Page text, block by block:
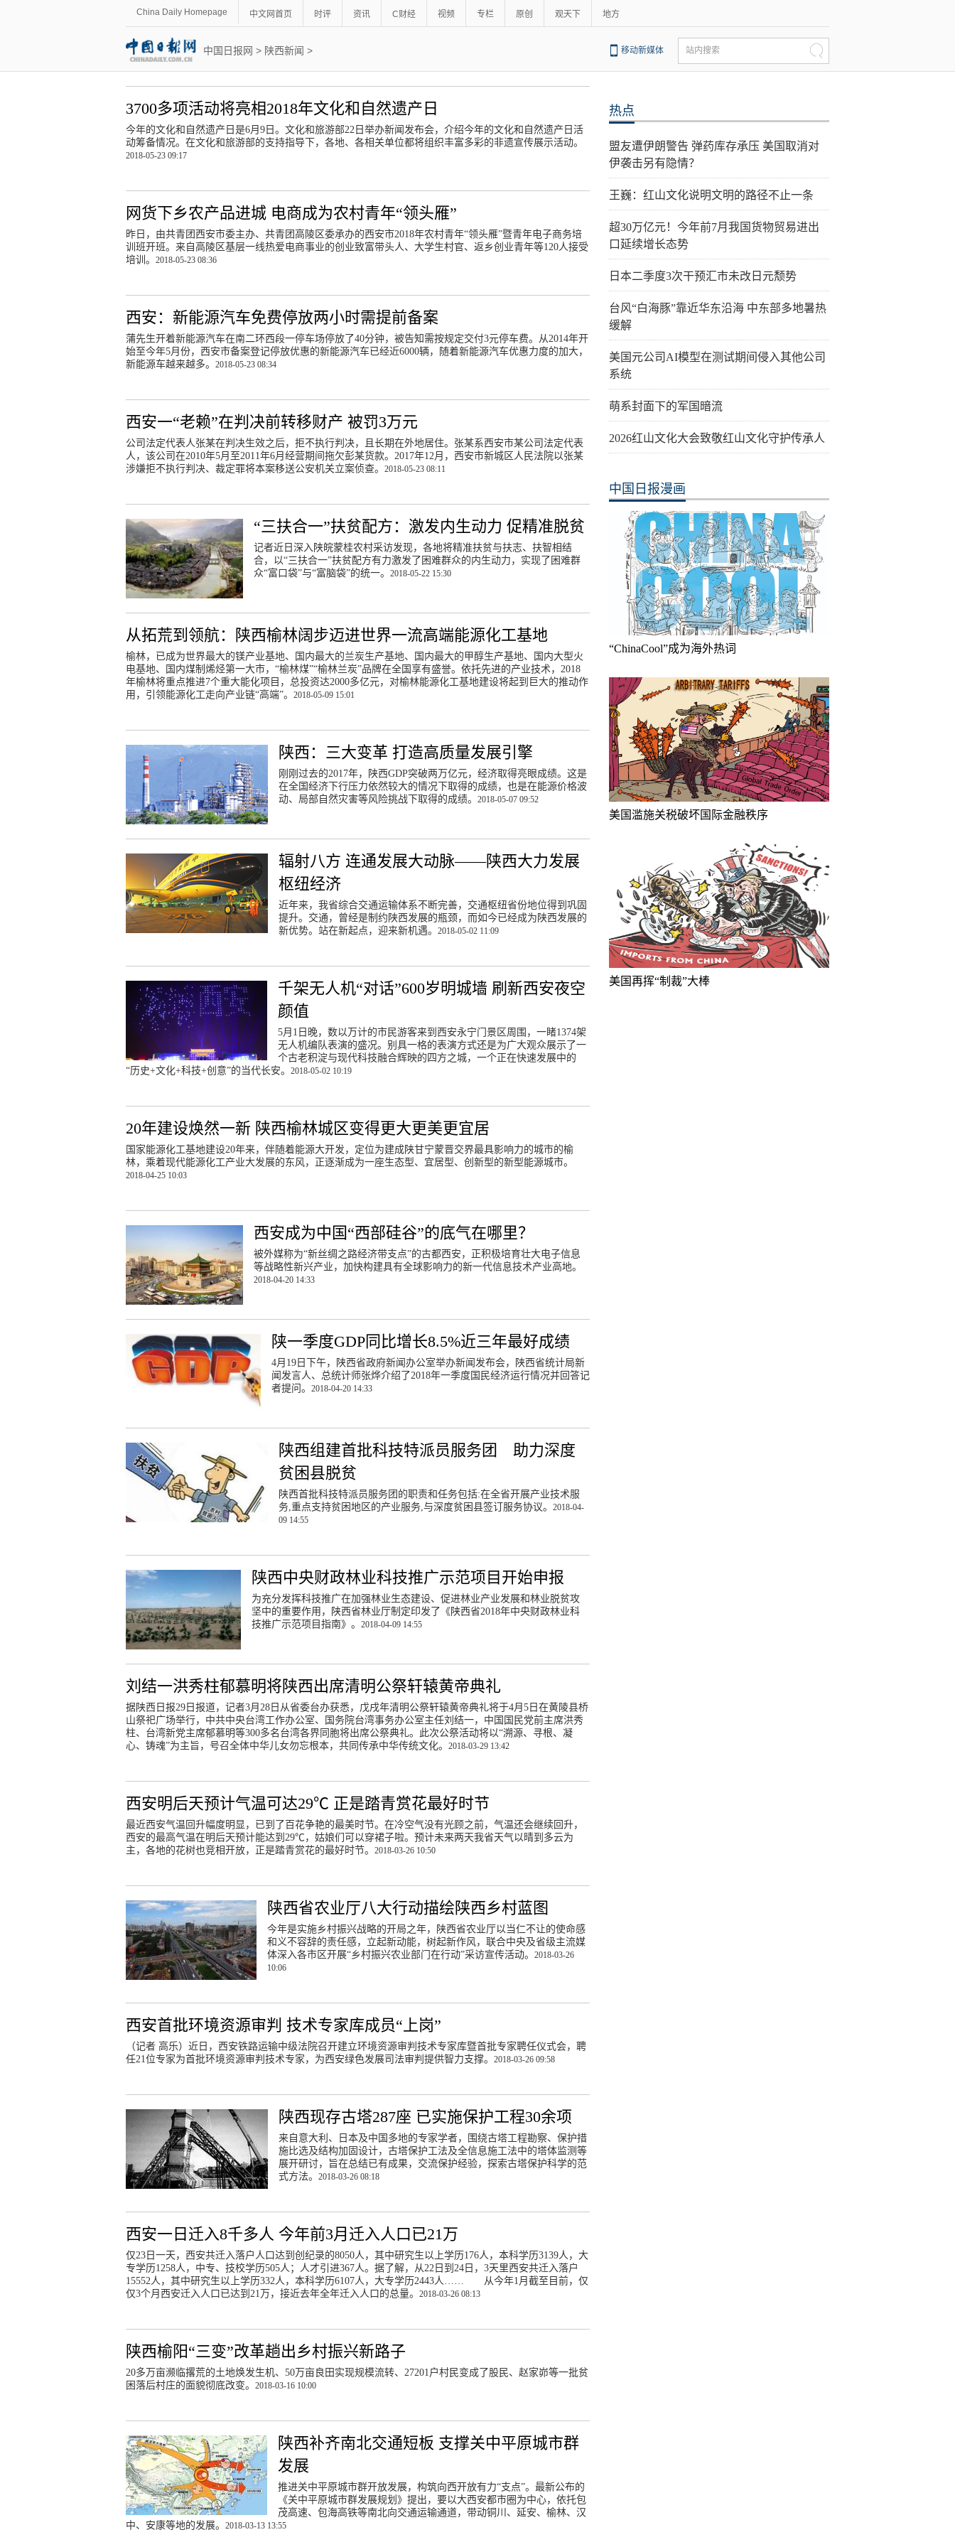
China Daily Homepage 中文网首页 时评 资讯 C财经 视频 专栏 原创 观天下 地方
中国日报网 > 陕西新闻 > 移动新媒体 站内搜索
3700多项活动将亮相2018年文化和自然遗产日
今年的文化和自然遗产日是6月9日。文化和旅游部22日举办新闻发布会，介绍今年的文化和自然遗产日活
动筹备情况。在文化和旅游部的支持指导下，各地、各相关单位都将组织丰富多彩的非遗宣传展示活动。
2018-05-23 09:17
网货下乡农产品进城 电商成为农村青年“领头雁”
昨日，由共青团西安市委主办、共青团高陵区委承办的西安市2018年农村青年“领头雁”暨青年电子商务培
训班开班。来自高陵区基层一线热爱电商事业的创业致富带头人、大学生村官、返乡创业青年等120人接受
培训。 2018-05-23 08:36
西安：新能源汽车免费停放两小时需提前备案
蒲先生开着新能源汽车在南二环西段一停车场停放了40分钟，被告知需按规定交付3元停车费。从2014年开
始至今年5月份，西安市备案登记停放优惠的新能源汽车已经近6000辆，随着新能源汽车优惠力度的加大，
新能源车越来越多。 2018-05-23 08:34
西安一“老赖”在判决前转移财产 被罚3万元
公司法定代表人张某在判决生效之后，拒不执行判决，且长期在外地居住。张某系西安市某公司法定代表
人，该公司在2010年5月至2011年6月经营期间拖欠彭某货款。2017年12月，西安市新城区人民法院以张某
涉嫌拒不执行判决、裁定罪将本案移送公安机关立案侦查。 2018-05-23 08:11
“三扶合一”扶贫配方：激发内生动力 促精准脱贫
记者近日深入陕皖蒙桂农村采访发现，各地将精准扶贫与扶志、扶智相结
合，以“三扶合一”扶贫配方有力激发了困难群众的内生动力，实现了困难群
众“富口袋”与“富脑袋”的统一。2018-05-22 15:30
从拓荒到领航：陕西榆林阔步迈进世界一流高端能源化工基地
榆林，已成为世界最大的镁产业基地、国内最大的兰炭生产基地、国内最大的甲醇生产基地、国内大型火
电基地、国内煤制烯烃第一大市，“榆林煤”“榆林兰炭”品牌在全国享有盛誉。依托先进的产业技术，2018
年榆林将重点推进7个重大能化项目，总投资达2000多亿元，对榆林能源化工基地建设将起到巨大的推动作
用，引领能源化工走向产业链“高端”。 2018-05-09 15:01
陕西：三大变革 打造高质量发展引擎
刚刚过去的2017年，陕西GDP突破两万亿元，经济取得亮眼成绩。这是
在全国经济下行压力依然较大的情况下取得的成绩，也是在能源价格波
动、局部自然灾害等风险挑战下取得的成绩。 2018-05-07 09:52
辐射八方 连通发展大动脉——陕西大力发展
枢纽经济
近年来，我省综合交通运输体系不断完善，交通枢纽省份地位得到巩固
提升。交通，曾经是制约陕西发展的瓶颈，而如今已经成为陕西发展的
新优势。站在新起点，迎来新机遇。 2018-05-02 11:09
千架无人机“对话”600岁明城墙 刷新西安夜空
颜值
5月1日晚，数以万计的市民游客来到西安永宁门景区周围，一睹1374架
无人机编队表演的盛况。别具一格的表演方式还是为广大观众展示了一
个古老积淀与现代科技融合辉映的四方之城，一个正在快速发展中的
“历史+文化+科技+创意”的当代长安。 2018-05-02 10:19
20年建设焕然一新 陕西榆林城区变得更大更美更宜居
国家能源化工基地建设20年来，伴随着能源大开发，定位为建成陕甘宁蒙晋交界最具影响力的城市的榆
林，乘着现代能源化工产业大发展的东风，正逐渐成为一座生态型、宜居型、创新型的新型能源城市。
2018-04-25 10:03
西安成为中国“西部硅谷”的底气在哪里？
被外媒称为“新丝绸之路经济带支点”的古都西安，正积极培育壮大电子信息
等战略性新兴产业，加快构建具有全球影响力的新一代信息技术产业高地。
2018-04-20 14:33
陕一季度GDP同比增长8.5%近三年最好成绩
4月19日下午，陕西省政府新闻办公室举办新闻发布会，陕西省统计局新
闻发言人、总统计师张烨介绍了2018年一季度国民经济运行情况并回答记
者提问。 2018-04-20 14:33
陕西组建首批科技特派员服务团 助力深度
贫困县脱贫
陕西首批科技特派员服务团的职责和任务包括:在全省开展产业技术服
务,重点支持贫困地区的产业服务,与深度贫困县签订服务协议。 2018-04-
09 14:55
陕西中央财政林业科技推广示范项目开始申报
为充分发挥科技推广在加强林业生态建设、促进林业产业发展和林业脱贫攻
坚中的重要作用，陕西省林业厅制定印发了《陕西省2018年中央财政林业科
技推广示范项目指南》。2018-04-09 14:55
刘结一洪秀柱郁慕明将陕西出席清明公祭轩辕黄帝典礼
据陕西日报29日报道，记者3月28日从省委台办获悉，戊戌年清明公祭轩辕黄帝典礼将于4月5日在黄陵县桥
山祭祀广场举行，中共中央台湾工作办公室、国务院台湾事务办公室主任刘结一，中国国民党前主席洪秀
柱、台湾新党主席郁慕明等300多名台湾各界同胞将出席公祭典礼。此次公祭活动将以“溯源、寻根、凝
心、铸魂”为主旨，号召全体中华儿女勿忘根本，共同传承中华传统文化。 2018-03-29 13:42
西安明后天预计气温可达29℃ 正是踏青赏花最好时节
最近西安气温回升幅度明显，已到了百花争艳的最美时节。在冷空气没有光顾之前，气温还会继续回升，
西安的最高气温在明后天预计能达到29℃，姑娘们可以穿裙子啦。预计未来两天我省天气以晴到多云为
主，各地的花树也竞相开放，正是踏青赏花的最好时节。 2018-03-26 10:50
陕西省农业厅八大行动描绘陕西乡村蓝图
今年是实施乡村振兴战略的开局之年，陕西省农业厅以当仁不让的使命感
和义不容辞的责任感，立起新动能，树起新作风，联合中央及省级主流媒
体深入各市区开展“乡村振兴农业部门在行动”采访宣传活动。2018-03-26
10:06
西安首批环境资源审判 技术专家库成员“上岗”
（记者 高乐）近日，西安铁路运输中级法院召开建立环境资源审判技术专家库暨首批专家聘任仪式会，聘
任21位专家为首批环境资源审判技术专家，为西安绿色发展司法审判提供智力支撑。 2018-03-26 09:58
陕西现存古塔287座 已实施保护工程30余项
来自意大利、日本及中国多地的专家学者，围绕古塔工程勘察、保护措
施比选及结构加固设计，古塔保护工法及全信息施工法中的塔体监测等
展开研讨，旨在总结已有成果，交流保护经验，探索古塔保护科学的范
式方法。 2018-03-26 08:18
西安一日迁入8千多人 今年前3月迁入人口已21万
仅23日一天，西安共迁入落户人口达到创纪录的8050人，其中研究生以上学历176人，本科学历3139人，大
专学历1258人，中专、技校学历505人；人才引进367人。据了解，从22日到24日，3天里西安共迁入落户
15552人，其中研究生以上学历332人，本科学历6107人，大专学历2443人…… 从今年1月截至目前，仅
仅3个月西安迁入人口已达到21万，接近去年全年迁入人口的总量。 2018-03-26 08:13
陕西榆阳“三变”改革趟出乡村振兴新路子
20多万亩濒临撂荒的土地焕发生机、50万亩良田实现规模流转、27201户村民变成了股民、赵家峁等一批贫
困落后村庄的面貌彻底改变。 2018-03-16 10:00
陕西补齐南北交通短板 支撑关中平原城市群
发展
推进关中平原城市群开放发展，构筑向西开放有力“支点”。最新公布的
《关中平原城市群发展规划》提出，要以大西安都市圈为中心，依托包
茂高速、包海高铁等南北向交通运输通道，带动铜川、延安、榆林、汉
中、安康等地的发展。 2018-03-13 13:55
热点
盟友遭伊朗警告 弹药库存承压 美国取消对
伊袭击另有隐情？
王巍：红山文化说明文明的路径不止一条
超30万亿元！今年前7月我国货物贸易进出
口延续增长态势
日本二季度3次干预汇市未改日元颓势
台风“白海豚”靠近华东沿海 中东部多地暑热
缓解
美国元公司AI模型在测试期间侵入其他公司
系统
萌系封面下的军国暗流
2026红山文化大会致敬红山文化守护传承人
中国日报漫画
“ChinaCool”成为海外热词
美国滥施关税破坏国际金融秩序
美国再挥“制裁”大棒